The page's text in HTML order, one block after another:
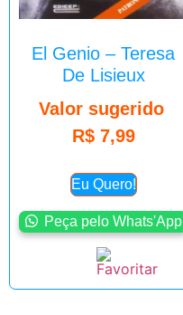
El Genio – Teresa
De Lisieux
Valor sugerido
R$7,99
Eu Quero!
Peça pelo Whats'App